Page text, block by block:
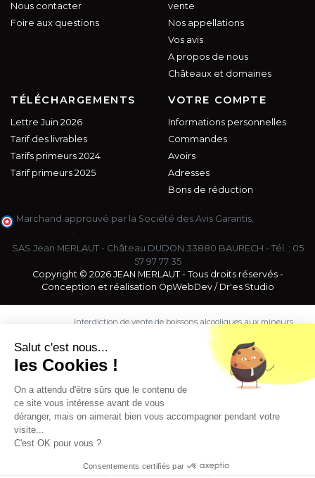
Nous contacter
Foire aux questions
vente
Nos appellations
Vos avis
A propos de nous
Châteaux et domaines
TÉLÉCHARGEMENTS
Lettre Juin 2026
Tarif des livrables
Tarifs primeurs 2024
Tarif primeurs 2025
VOTRE COMPTE
Informations personnelles
Commandes
Avoirs
Adresses
Bons de réduction
Marchand approuvé par la Société des Avis Garantis,
.
SAS Jean MERLAUT - Château DUDON 33880 BAURECH - Tél. : 05
57 97 77 35
Copyright © 2026 JEAN MERLAUT - Tous droits réservés -
Conception et réalisation OpWebDev/ Dr'es Studio
Interdiction de vente de boissons alcooliques aux mineurs
est exigée au moment de la vente en ligne.
CODE DE LA SANTE PUBLIQUE, ART. L. 3342-1 et L. 3353-3
L'abus d'alcool est dangereux pour la santé. Sachez
Salut c'est nous...
les Cookies !
On a attendu d'être sûrs que le contenu de
ce site vous intéresse avant de vous
déranger, mais on aimerait bien vous accompagner pendant votre
visite...
C'est OK pour vous ?
Consentements certifiés par